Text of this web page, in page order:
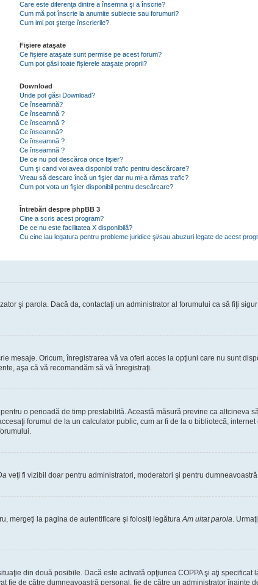
Care este diferenţa dintre a însemna şi a înscrie?
Cum mă pot înscrie la anumite subiecte sau forumuri?
Cum imi pot şterge înscrierile?
Fişiere ataşate
Ce fişiere ataşate sunt permise pe acest forum?
Cum pot găsi toate fişierele ataşate proprii?
Download
Unde pot găsi Download?
Ce înseamnă?
Ce înseamnă ?
Ce înseamnă ?
Ce înseamnă?
Ce înseamnă ?
Ce înseamnă ?
De ce nu pot descărca orice fişier?
Cum şi cand voi avea disponibil trafic pentru descărcare?
Vreau să descarc încă un fişier dar nu mi-a rămas trafic?
Cum pot vota un fişier disponibil pentru descărcare?
Întrebări despre phpBB 3
Cine a scris acest program?
De ce nu este facilitatea X disponibilă?
Cu cine iau legatura pentru probleme juridice şi/sau abuzuri legate de acest
şi parola. Dacă da, contactaţi un administrator al forumului ca să fiţi
mesaje. Oricum, înregistrarea vă va oferi acces la opţiuni care nu sunt
aşa că vă recomandăm să vă înregistraţi.
o perioadă de timp prestabilită. Această măsură previne ca altcineva
forumul de la un calculator public, cum ar fi de la o bibliotecă,
veţi fi vizibil doar pentru administratori, moderatori şi pentru
mergeţi la pagina de autentificare şi folosiţi legăturaAm uitat parola.
din două posibile. Dacă este activată opţiunea COPPA şi aţi specificat
de către dumneavoastră personal, fie de către un administrator înainte